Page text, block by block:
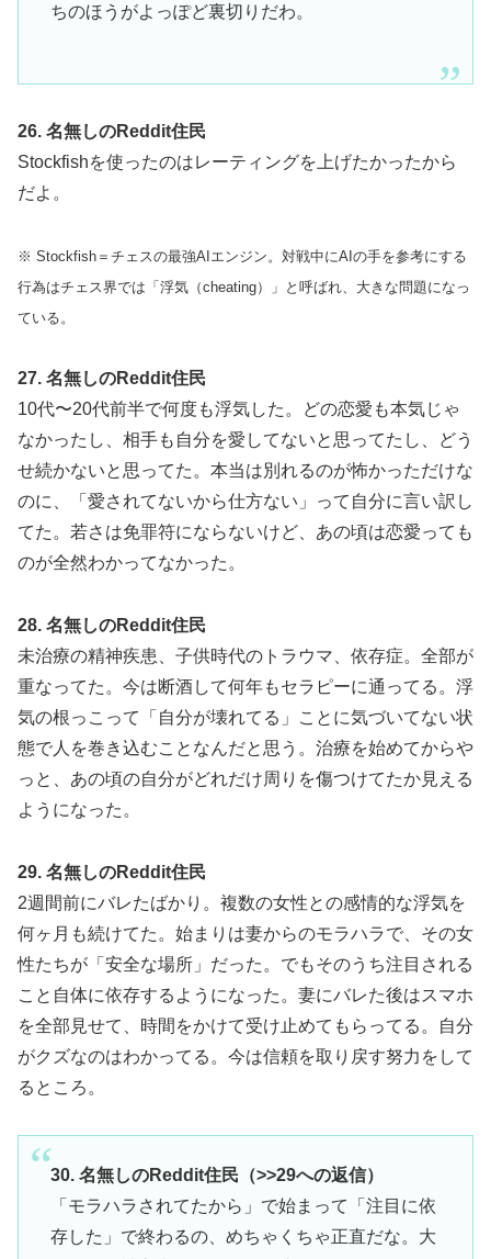
ちのほうがよっぽど裏切りだわ。
26. 名無しのReddit住民
Stockfishを使ったのはレーティングを上げたかったから
だよ。
※ Stockfish＝チェスの最強AIエンジン。対戦中にAIの手を参考にする
行為はチェス界では「浮気（cheating）」と呼ばれ、大きな問題になっ
ている。
27. 名無しのReddit住民
10代〜20代前半で何度も浮気した。どの恋愛も本気じゃ
なかったし、相手も自分を愛してないと思ってたし、どう
せ続かないと思ってた。本当は別れるのが怖かっただけな
のに、「愛されてないから仕方ない」って自分に言い訳し
てた。若さは免罪符にならないけど、あの頃は恋愛っても
のが全然わかってなかった。
28. 名無しのReddit住民
未治療の精神疾患、子供時代のトラウマ、依存症。全部が
重なってた。今は断酒して何年もセラピーに通ってる。浮
気の根っこって「自分が壊れてる」ことに気づいてない状
態で人を巻き込むことなんだと思う。治療を始めてからや
っと、あの頃の自分がどれだけ周りを傷つけてたか見える
ようになった。
29. 名無しのReddit住民
2週間前にバレたばかり。複数の女性との感情的な浮気を
何ヶ月も続けてた。始まりは妻からのモラハラで、その女
性たちが「安全な場所」だった。でもそのうち注目される
こと自体に依存するようになった。妻にバレた後はスマホ
を全部見せて、時間をかけて受け止めてもらってる。自分
がクズなのはわかってる。今は信頼を取り戻す努力をして
るところ。
30. 名無しのReddit住民（>>29への返信）
「モラハラされてたから」で始まって「注目に依
存した」で終わるの、めちゃくちゃ正直だな。大